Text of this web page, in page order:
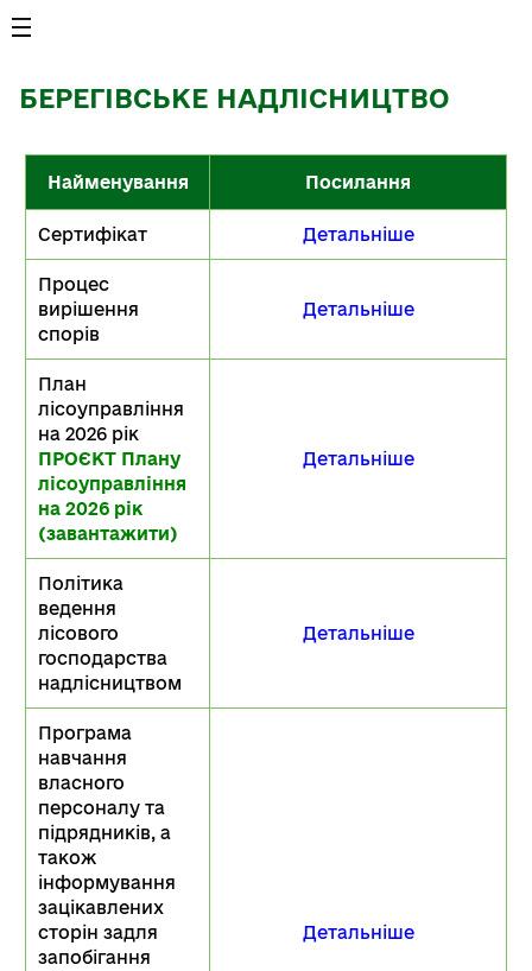
БЕРЕГІВСЬКЕ НАДЛІСНИЦТВО
Найменування Посилання
Сертифікат Детальніше
Процес
вирішення
спорів
Детальніше
План
лісоуправління
на 2026 рік
ПРОЄКТ Плану
лісоуправління
на 2026 рік
(завантажити)
Детальніше
Політика
ведення
лісового
господарства
надлісництвом
Детальніше
Програма
навчання
власного
персоналу та
підрядників, а
також
інформування
зацікавлених
сторін задля
запобігання
Детальніше